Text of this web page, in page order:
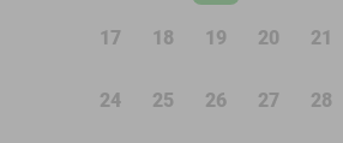
17 18 19 20 21
24 25 26 27 28